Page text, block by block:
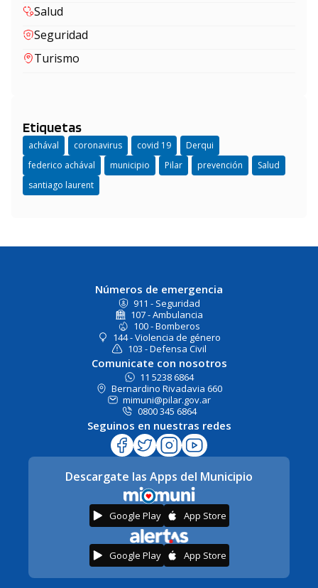
Salud
Seguridad
Turismo
Etiquetas
achával coronavirus covid 19
Derqui
federico achával
municipio Pilar prevención
Salud
santiago laurent
Números de emergencia
911 - Seguridad
107 - Ambulancia
100 - Bomberos
144 - Violencia de género
103 - Defensa Civil
Comunicate con nosotros
11 5238 6864
Bernardino Rivadavia 660
mimuni@pilar.gov.ar
0800 345 6864
Seguinos en nuestras redes
Descargate las Apps del Municipio
Google Play App Store
Google Play App Store